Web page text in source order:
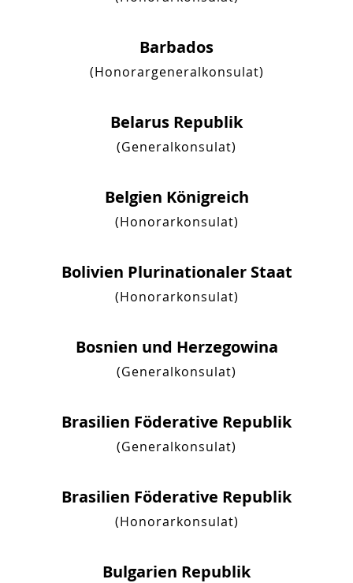
Barbados
(Honorargeneralkonsulat)
Belarus Republik
(Generalkonsulat)
Belgien Königreich
(Honorarkonsulat)
Bolivien Plurinationaler Staat
(Honorarkonsulat)
Bosnien und Herzegowina
(Generalkonsulat)
Brasilien Föderative Republik
(Generalkonsulat)
Brasilien Föderative Republik
(Honorarkonsulat)
Bulgarien Republik